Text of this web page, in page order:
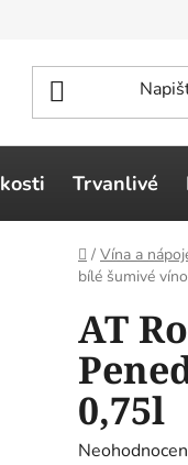
Trvanlivé
Domů
/ Vína a
bílé šumivé
AT
0,75l
Průměrné